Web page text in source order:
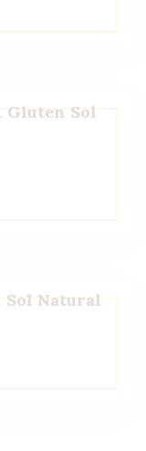
Gluten Sol
Sol Natural